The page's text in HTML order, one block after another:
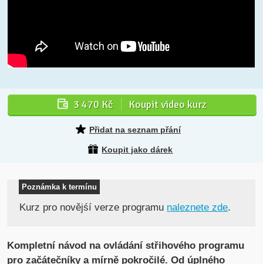
3 470 Kč Koupit video kurz
Přidat na seznam přání
Koupit jako dárek
Poznámka k termínu
Kurz pro novějśí verze programu naleznete zde.
Kompletní návod na ovládání střihového programu
pro začátečníky a mírně pokročilé. Od úplného